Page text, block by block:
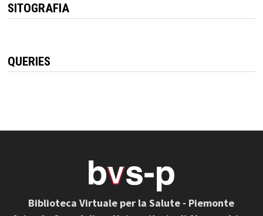
SITOGRAFIA
QUERIES
Biblioteca Virtuale per la Salute - Piemonte